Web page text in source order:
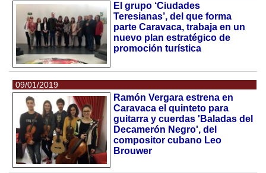
El grupo ‘Ciudades
Teresianas’, del que forma
parte Caravaca, trabaja en un
nuevo plan estratégico de
promoción turística
09/01/2019
Ramón Vergara estrena en
Caravaca el quinteto para
guitarra y cuerdas 'Baladas del
Decamerón Negro', del
compositor cubano Leo
Brouwer